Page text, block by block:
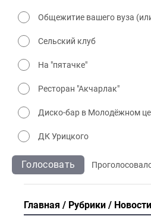
Общежитие вашего вуза
Сельский клуб
На "пятачке"
Ресторан "Акчарлак"
Диско-бар в Молодёжном
ДК Урицкого
Голосовать
Главная Рубрики Новости